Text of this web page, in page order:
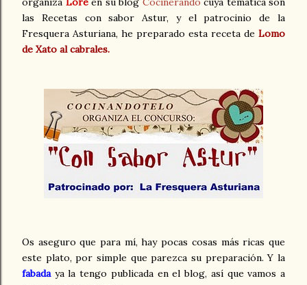
las Recetas con sabor Astur, y el patrocinio de la
Fresquera Asturiana, he preparado esta receta de Lomo
de Xato al cabrales.
Os aseguro que para mí, hay pocas cosas más ricas que
este plato, por simple que parezca su preparación. Y la
fabada ya la tengo publicada en el blog, así que vamos a